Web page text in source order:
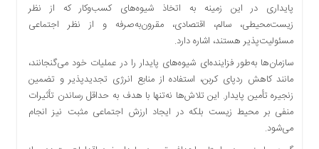
پایداری در این زمینه به اتخاذ شیوه‌های کسب‌وکار که از نظر
زیست‌محیطی، سالم، اقتصادی، مقرون‌به‌صرفه و از نظر اجتماعی
مسئولیت‌پذیر هستند، اشاره دارد.
سازمان‌ها به‌طور فزاینده‌ای شیوه‌های پایدار را در عملیات خود می‌گنجانند،
مانند کاهش ردپای کربن، استفاده از منابع انرژی تجدیدپذیر و تضمین
زنجیره تأمین پایدار. این تلاش‌ها نه‌تنها با هدف به حداقل رساندن تأثیرات
منفی بر محیط زیست بلکه در ایجاد ارزش اجتماعی مثبت نیز انجام
می‌شود.